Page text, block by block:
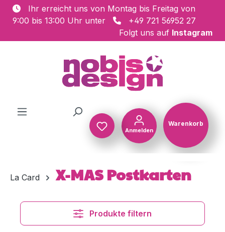
Zum Hauptinhalt springen
Ihr erreicht uns von Montag bis Freitag von
9:00 bis 13:00 Uhr unter
+49 721 56952 27
Folgt uns auf Instagram
Anmelden
Warenkorb
La Card X-MAS Postkarten
Produkte filtern